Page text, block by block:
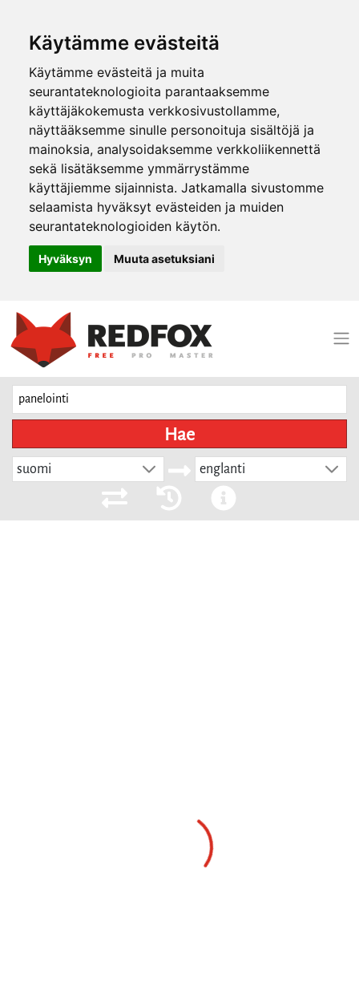
Käytämme evästeitä
Käytämme evästeitä ja muita
seurantateknologioita parantaaksemme
käyttäjäkokemusta verkkosivustollamme,
näyttääksemme sinulle personoituja sisältöjä ja
mainoksia, analysoidaksemme verkkoliikennettä
sekä lisätäksemme ymmärrystämme
käyttäjiemme sijainnista. Jatkamalla sivustomme
selaamista hyväksyt evästeiden ja muiden
seurantateknologioiden käytön.
Hyväksyn Muuta asetuksiani
Hae
suomi englanti